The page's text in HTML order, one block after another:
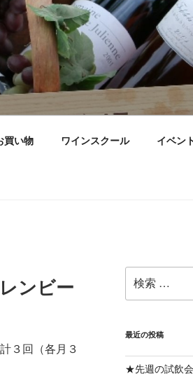
買い物 ワインスクール イベン
ンビー
３回（各月３
索:
最近の投稿
★先週の試飲